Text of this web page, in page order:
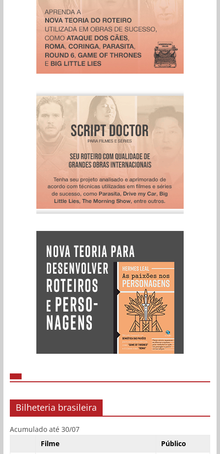
Bilheteria brasileira
Acumulado até 30/07
Filme
Público